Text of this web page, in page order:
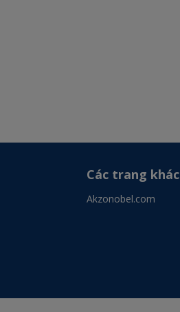
Các trang khác
Akzonobel.com